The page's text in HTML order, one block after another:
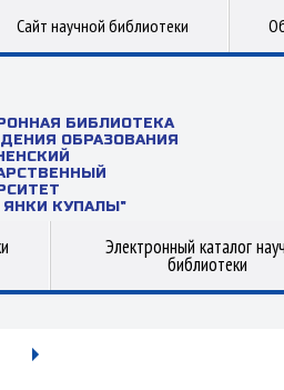
Сайт научной библиотеки
БИБЛИОТЕКА
ОБРАЗОВАНИЯ
КУПАЛЫ"
Электронный каталог
библиотеки